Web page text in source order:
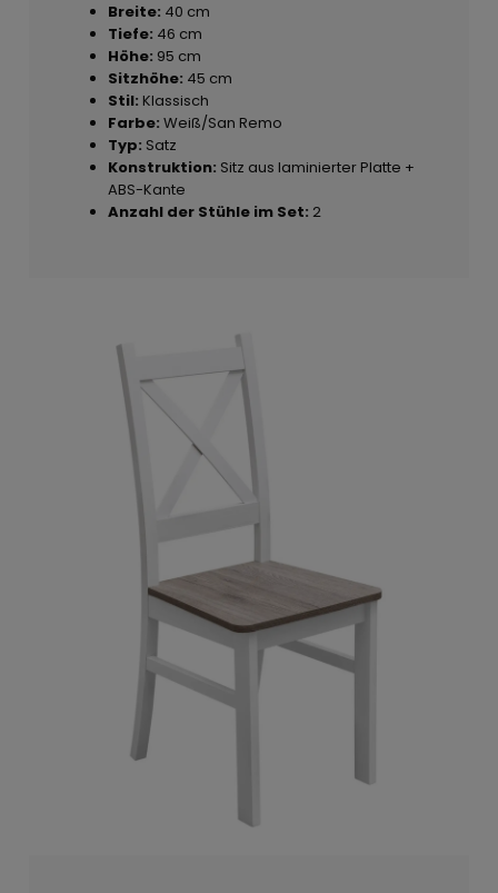
Breite: 40 cm
Tiefe: 46 cm
Höhe: 95 cm
Sitzhöhe: 45 cm
Stil: Klassisch
Farbe: Weiß/San Remo
Typ: Satz
Konstruktion: Sitz aus laminierter Platte +
ABS-Kante
Anzahl der Stühle im Set: 2